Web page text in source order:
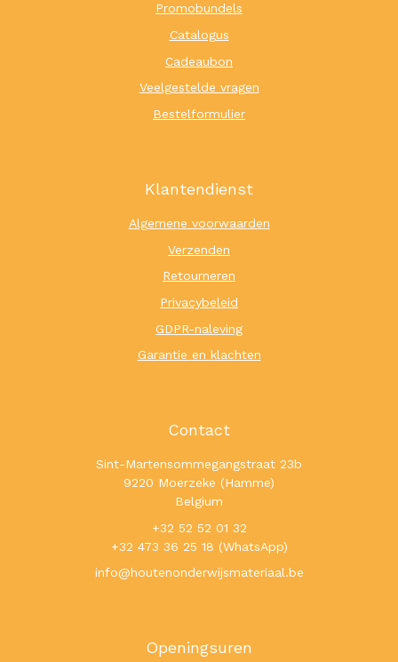
Promobundels
Catalogus
Cadeaubon
Veelgestelde vragen
Bestelformulier
Klantendienst
Algemene voorwaarden
Verzenden
Retourneren
Privacybeleid
GDPR-naleving
Garantie en klachten
Contact
Sint-Martensommegangstraat 23b
9220 Moerzeke (Hamme)
Belgium
+32 52 52 01 32
+32 473 36 25 18 (WhatsApp)
info@houtenonderwijsmateriaal.be
Openingsuren